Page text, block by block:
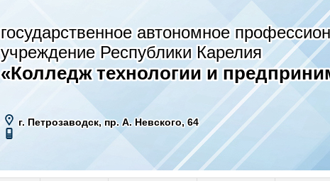
государственное автономное
учреждение Республики Карелия
«Колледж технологии и
г. Петрозаводск, пр. А. Невского, 64